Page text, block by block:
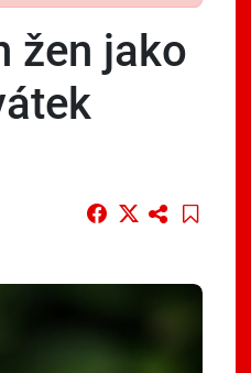
žen jako